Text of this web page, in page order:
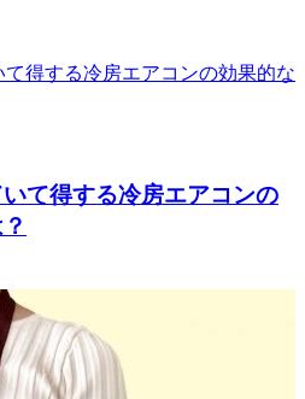
て得する冷房エアコンの